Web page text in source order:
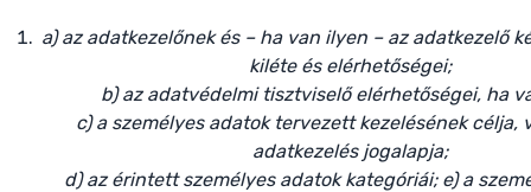
a) az adatkezelőnek és – ha van ilyen – az adatkezelő
kiléte és elérhetőségei;
b) az adatvédelmi tisztviselő elérhetőségei, ha
c) a személyes adatok tervezett kezelésének célja,
adatkezelés jogalapja;
d) az érintett személyes adatok kategóriái; e) a